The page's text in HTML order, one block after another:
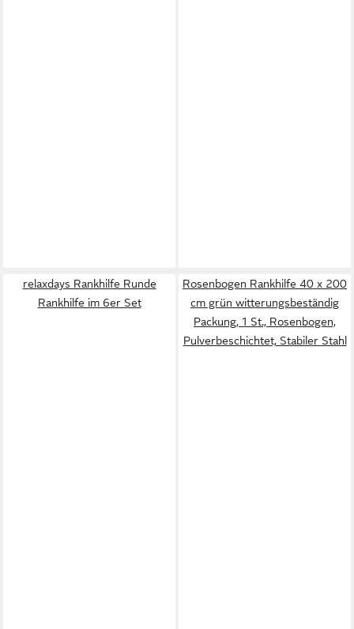
relaxdays Rankhilfe Runde
Rankhilfe im 6er Set
Rosenbogen Rankhilfe 40 x 200
cm grün witterungsbeständig
Packung, 1 St., Rosenbogen,
Pulverbeschichtet, Stabiler Stahl